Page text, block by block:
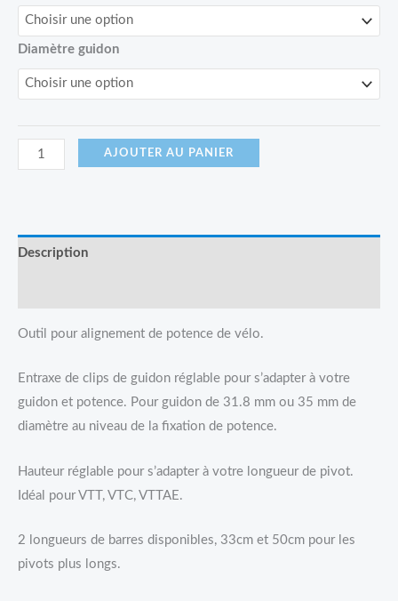
Diamètre guidon
AJOUTER AU PANIER
Description
Outil pour alignement de potence de vélo.
Entraxe de clips de guidon réglable pour s’adapter à votre
guidon et potence. Pour guidon de 31.8 mm ou 35 mm de
diamètre au niveau de la fixation de potence.
Hauteur réglable pour s’adapter à votre longueur de pivot.
Idéal pour VTT, VTC, VTTAE.
2 longueurs de barres disponibles, 33cm et 50cm pour les
pivots plus longs.